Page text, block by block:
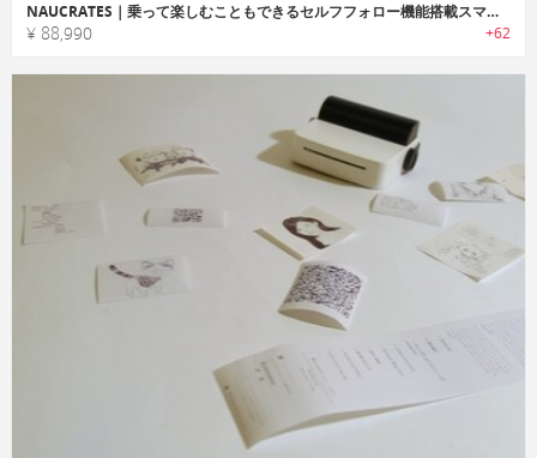
NAUCRATES｜乗って楽しむこともできるセルフフォロー機能搭載スマートスーツケース「ノクラティス」
¥ 88,990 +62